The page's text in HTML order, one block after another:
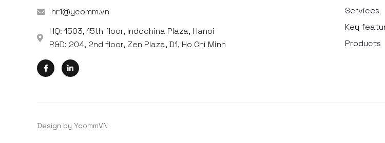
hr1@ycomm.vn
HQ: 1503, 15th floor, Indochina Plaza, Hanoi
R&D: 204, 2nd floor, Zen Plaza, D1, Ho Chi Minh
Services
Key
Products
Design by YcommVN